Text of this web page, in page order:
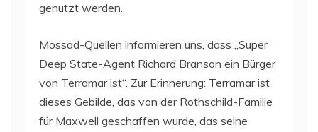
genutzt werden.
Mossad-Quellen informieren uns, dass „Super
Deep State-Agent Richard Branson ein Bürger
von Terramar ist“. Zur Erinnerung: Terramar ist
dieses Gebilde, das von der Rothschild-Familie
für Maxwell geschaffen wurde, das seine